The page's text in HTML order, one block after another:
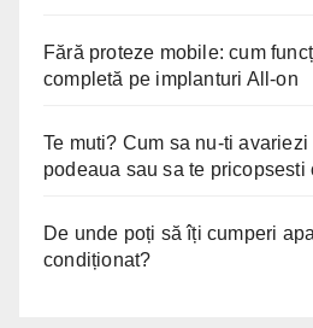
Fără proteze mobile: cum
completă pe implanturi All-on
Te muti? Cum sa nu-ti
podeaua sau sa te
De unde poți să îți cumperi
condiționat?